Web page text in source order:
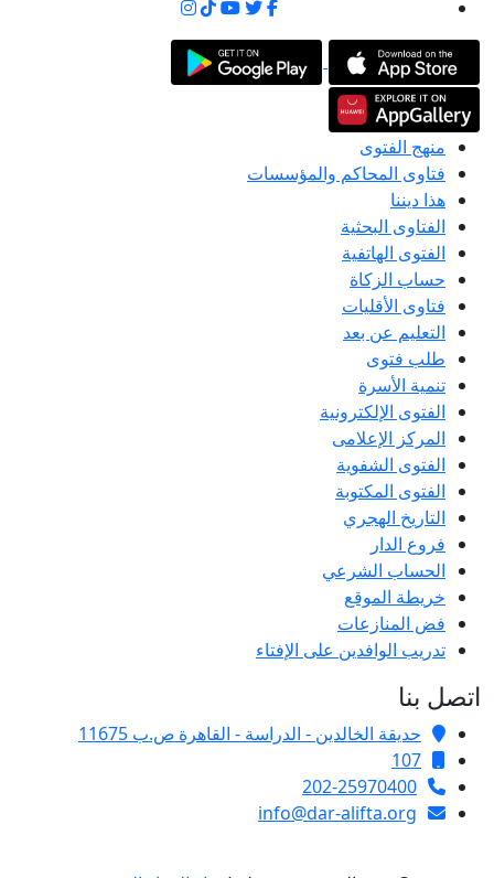
منهج الفتوى
فتاوى المحاكم والمؤسسات
هذا ديننا
الفتاوى البحثية
الفتوى الهاتفية
حساب الزكاة
فتاوى الأقليات
التعليم عن بعد
طلب فتوى
تنمية الأسرة
الفتوى الإلكترونية
المركز الإعلامى
الفتوى الشفوية
الفتوى المكتوبة
التاريخ الهجري
فروع الدار
الحساب الشرعي
خريطة الموقع
فض المنازعات
تدريب الوافدين على الإفتاء
اتصل بنا
حديقة الخالدين - الدراسة - القاهرة ص.ب 11675
107
202-25970400
info@dar-alifta.org